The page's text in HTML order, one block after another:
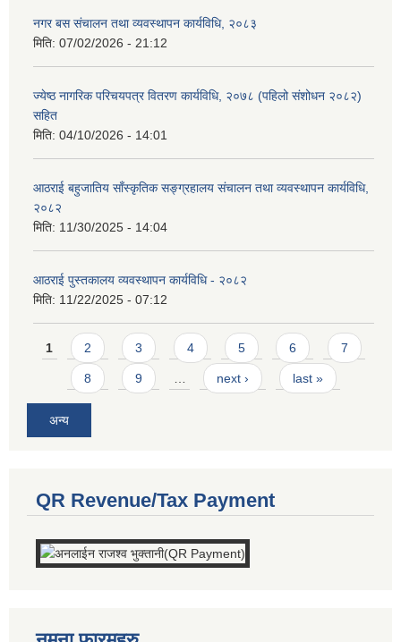
नगर बस संचालन तथा व्यवस्थापन कार्यविधि, २०८३
मिति: 07/02/2026 - 21:12
ज्येष्ठ नागरिक परिचयपत्र वितरण कार्यविधि, २०७८ (पहिलो संशोधन २०८२)
सहित
मिति: 04/10/2026 - 14:01
आठराई बहुजातिय साँस्कृतिक सङ्ग्रहालय संचालन तथा व्यवस्थापन कार्यविधि,
२०८२
मिति: 11/30/2025 - 14:04
आठराई पुस्तकालय व्यवस्थापन कार्यविधि - २०८२
मिति: 11/22/2025 - 07:12
Pages
1 2 3 4 5 6 7
8 9 … next › last »
अन्य
QR Revenue/Tax Payment